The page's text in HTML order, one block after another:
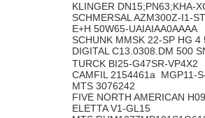
KLINGER DN15;PN63;KHA-
SCHMERSAL AZM300Z-I1-
E+H 50W65-UAIAIAA0AAAA
SCHUNK MMSK 22-SP HG
DIGITAL C13.0308.DM 500
TURCK BI25-G47SR-VP4X2
CAMFIL 2154461a MGP11-
MTS 3076242
FIVE NORTH AMERICAN
ELETTA V1-GL15